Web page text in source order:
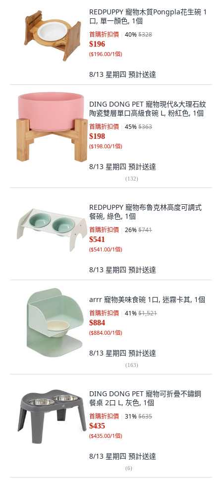
REDPUPPY 寵物木質Pongpla花生碗 1
口, 單一顏色, 1個
首購折扣價 40%$328
$196
($196.00/1個)
8/13 星期四 預計送達
DING DONG PET 寵物現代&大理石紋
陶瓷雙層單口高級食碗 L, 粉紅色, 1個
首購折扣價 45%$363
$198
($198.00/1個)
8/13 星期四 預計送達
(132)
REDPUPPY 寵物布魯克林高度可調式
餐碗, 綠色, 1個
首購折扣價 26%$741
$541
($541.00/1個)
8/13 星期四 預計送達
arrr 寵物美味食碗 1口, 迷霧卡其, 1個
首購折扣價 41%$1,521
$884
($884.00/1個)
8/13 星期四 預計送達
(163)
DING DONG PET 寵物可折疊不鏽鋼
餐桌 2口 L, 灰色, 1個
首購折扣價 31%$635
$435
($435.00/1個)
8/13 星期四 預計送達
(6)